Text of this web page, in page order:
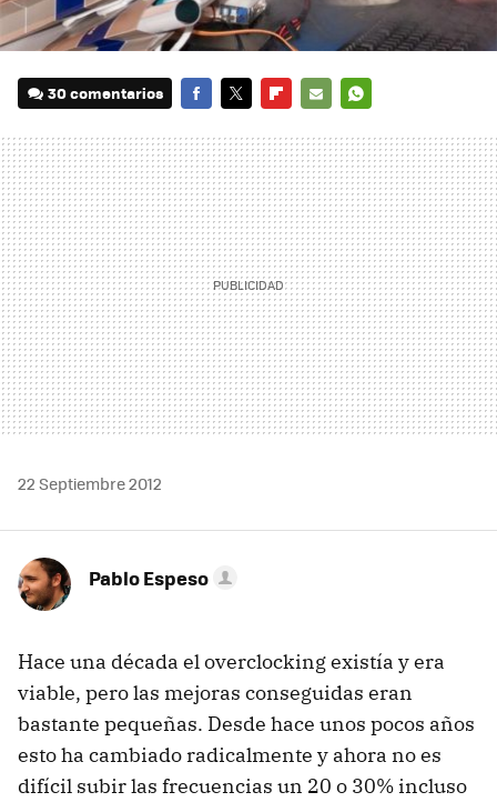
30 comentarios
MAIL
22 Septiembre 2012
Pablo Espeso
Hace una década el overclocking existía y era
viable, pero las mejoras conseguidas eran
bastante pequeñas. Desde hace unos pocos años
esto ha cambiado radicalmente y ahora no es
difícil subir las frecuencias un 20 o 30% incluso